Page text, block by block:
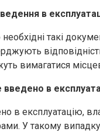
в
такі
вимагатися
в
в експлуатацію,
У такому